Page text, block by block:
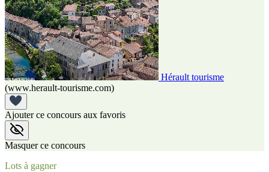
Hérault tourisme
(www.herault-tourisme.com)
Ajouter ce concours aux favoris
Masquer ce concours
Lots à gagner